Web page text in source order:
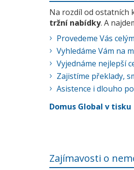
Na rozdíl od ostatních
tržní nabídky. A
Provedeme Vás
Vyhledáme Vám na
Vyjednáme nejlepší
Zajistíme překlady,
Asistence i dlouho
Domus Global v tisku
Zajímavosti o